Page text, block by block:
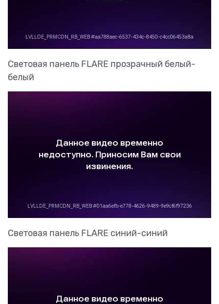
Световая панель FLARE прозрачный белый-
белый
Световая панель FLARE синий-синий